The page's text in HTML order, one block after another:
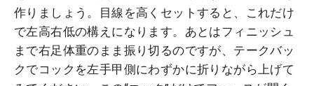
作りましょう。目線を高くセットすると、これだけ
で左高右低の構えになります。あとはフィニッシュ
まで右足体重のまま振り切るのですが、テークバッ
クでコックを左手甲側にわずかに折りながら上げて